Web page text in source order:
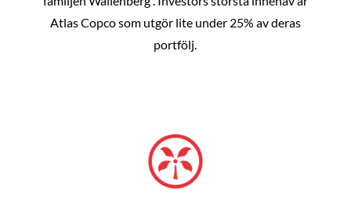
Atlas Copco som utgör lite under 25% av deras
portfölj.